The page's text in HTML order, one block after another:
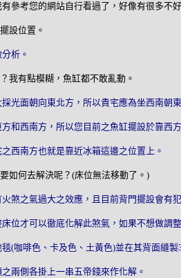
參考您的網站自行看過了，好像有很多不
設位置。
析。
我有點模糊，魚缸都不敢亂動。
光面朝向東北方，所以貴宅應為坐西南朝
和西南方，所以您目前之魚缸擺設於靠西
西南方也就是靠近冰箱這邊之位置上。
如何去解決呢？(床位無法移動了。)
煞之氣過大之效應，且目前背門擺設會有
位才可以徹底化解此煞氣，如果不想做調
(咖啡色、卡及色、土黃色)並在其背面縫
兩側各掛上一串五帝錢來作化解。